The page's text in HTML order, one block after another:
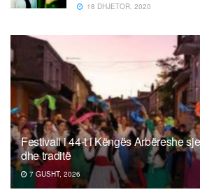
18 DHJETOR, 2020
Festivali i 44-t i Këngës Arbëreshe
dhe traditë
7 GUSHT, 2026